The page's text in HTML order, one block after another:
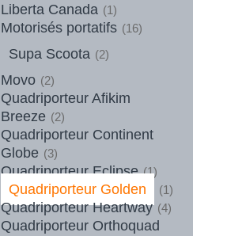
Liberta Canada (1)
Motorisés portatifs (16)
Supa Scoota (2)
Movo (2)
Quadriporteur Afikim
Breeze (2)
Quadriporteur Continent
Globe (3)
Quadriporteur Eclipse (1)
Quadriporteur Golden (1)
Quadriporteur Heartway (4)
Quadriporteur Orthoquad